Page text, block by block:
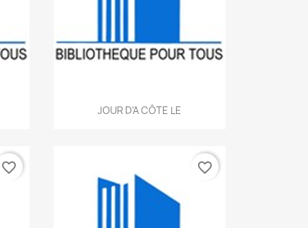
Aperçu rapide
JOUR D'A CÔTE LE
favorite_border favorite_border